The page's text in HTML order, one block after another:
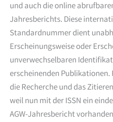
und auch die online
Jahresberichts. Diese
Standardnummer dient
Erscheinungsweise oder
unverwechselbaren
erscheinenden
die Recherche und das
weil nun mit der ISSN ein
AGW-Jahresbericht